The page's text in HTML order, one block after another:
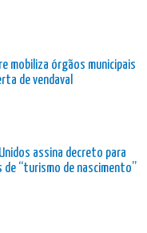
mobiliza órgãos municipais
de vendaval
assina decreto para
de “turismo de nascimento”